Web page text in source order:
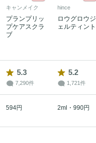
キャンメイク
プランプリッ
プケアスクラ
ブ
hince
ロウグロウジ
ェルティント
5.3
7,290件
5.2
1,721件
594円 2ml・990円